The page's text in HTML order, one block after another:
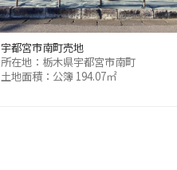
宇都宮市南町売地
所在地：栃木県宇都宮市南町
土地面積：公簿 194.07㎡